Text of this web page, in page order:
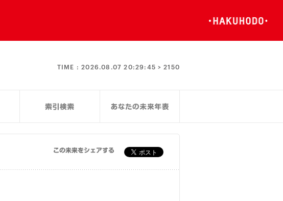
TIME :2026.08.07 20:29:46 > 2150
この未来をシェアする